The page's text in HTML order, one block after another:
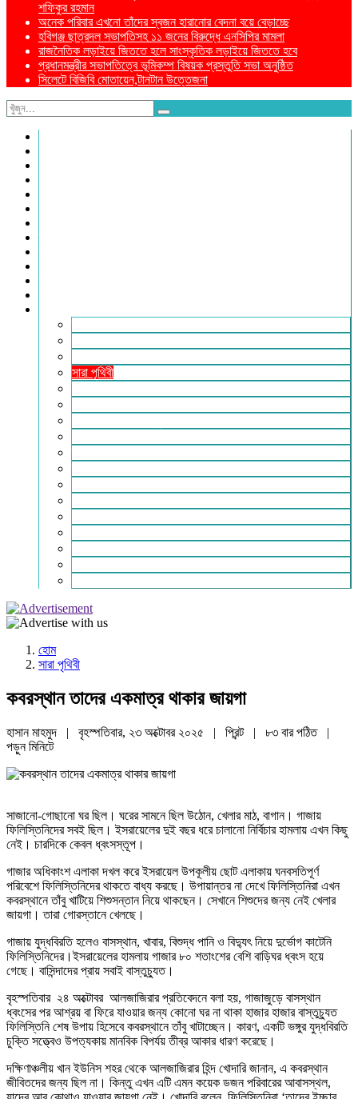
শফিকুর রহমান
অনেক পরিবার এখনো তাঁদের স্বজন হারানোর বেদনা বয়ে বেড়াচ্ছে
হবিগঞ্জ ছাত্রদল সভাপতিসহ ১১ জনের বিরুদ্ধে এনসিপির মামলা
রাজনৈতিক লড়াইয়ে জিততে হলে সাংস্কৃতিক লড়াইয়ে জিততে হবে
প্রধানমন্ত্রীর সভাপতিত্বে ভূমিকম্প বিষয়ক প্রস্তুতি সভা অনুষ্ঠিত
সিলেটে বিজিবি মোতায়েন,টানটান উত্তেজনা
সারা পৃথিবী
হোম
সারা পৃথিবী
কবরস্থান তাদের একমাত্র থাকার জায়গা
হাসান মাহমুদ | বৃহস্পতিবার, ২৩ অক্টোবর ২০২৫ | প্রিন্ট | ৮৩ বার পঠিত
|
পড়ুনমিনিটে
সাজানো-গোছানো ঘর ছিল। ঘরের সামনে ছিল উঠোন, খেলার মাঠ, বাগান। গাজায়
ফিলিস্তিনিদের সবই ছিল। ইসরায়েলের দুই বছর ধরে চালানো নির্বিচার হামলায় এখন কিছু
নেই। চারদিকে কেবল ধ্বংসস্তূপ।
গাজার অধিকাংশ এলাকা দখল করে ইসরায়েল উপকূলীয় ছোট এলাকায় ঘনবসতিপূর্ণ
পরিবেশে ফিলিস্তিনিদের থাকতে বাধ্য করছে। উপায়ান্তর না দেখে ফিলিস্তিনিরা এখন
কবরস্থানে তাঁবু খাটিয়ে শিশুসন্তান নিয়ে থাকছেন। সেখানে শিশুদের জন্য নেই খেলার
জায়গা। তারা গোরস্তানে খেলছে।
গাজায় যুদ্ধবিরতি হলেও বাসস্থান, খাবার, বিশুদ্ধ পানি ও বিদ্যুৎ নিয়ে দুর্ভোগ কাটেনি
ফিলিস্তিনিদের।ইসরায়েলের হামলায় গাজার ৮০ শতাংশের বেশি বাড়িঘর ধ্বংস হয়ে
গেছে। বাসিন্দাদের প্রায় সবাই বাস্তুচ্যুত।
বৃহস্পতিবার ২৪ অক্টোবর আলজাজিরার প্রতিবেদনে বলা হয়, গাজাজুড়ে বাসস্থান
ধ্বংসের পর আশ্রয় বা ফিরে যাওয়ার জন্য কোনো ঘর না থাকা হাজার হাজার বাস্তুচ্যুত
ফিলিস্তিনি শেষ উপায় হিসেবে কবরস্থানে তাঁবু খাটাচ্ছেন। কারণ, একটি ভঙ্গুর যুদ্ধবিরতি
চুক্তি সত্ত্বেও উপত্যকায় মানবিক বিপর্যয় তীব্র আকার ধারণ করেছে।
দক্ষিণাঞ্চলীয় খান ইউনিস শহর থেকে আলজাজিরার হিন্দ খোদারি জানান, এ কবরস্থান
জীবিতদের জন্য ছিল না। কিন্তু এখন এটি এমন কয়েক ডজন পরিবারের আবাসস্থল,